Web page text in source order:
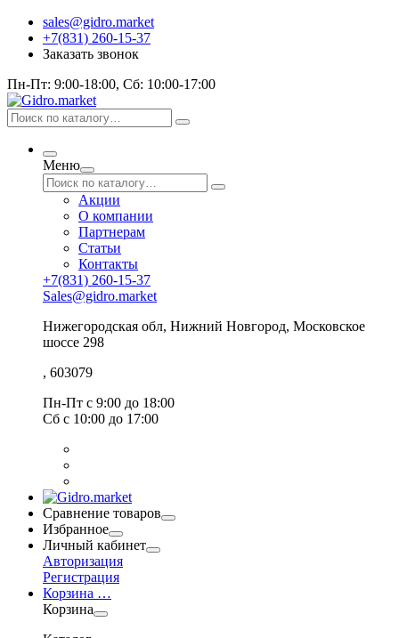
sales@gidro.market
+7(831) 260-15-37
Заказать звонок
Пн-Пт: 9:00-18:00, Сб: 10:00-17:00
Меню
Акции
О компании
Партнерам
Статьи
Контакты
+7(831) 260-15-37
Sales@gidro.market
Нижегородская обл, Нижний Новгород, Московское
шоссе 298
, 603079
Пн-Пт с 9:00 до 18:00
Сб с 10:00 до 17:00
Сравнение товаров
Избранное
Личный кабинет
Авторизация
Регистрация
Корзина …
Корзина